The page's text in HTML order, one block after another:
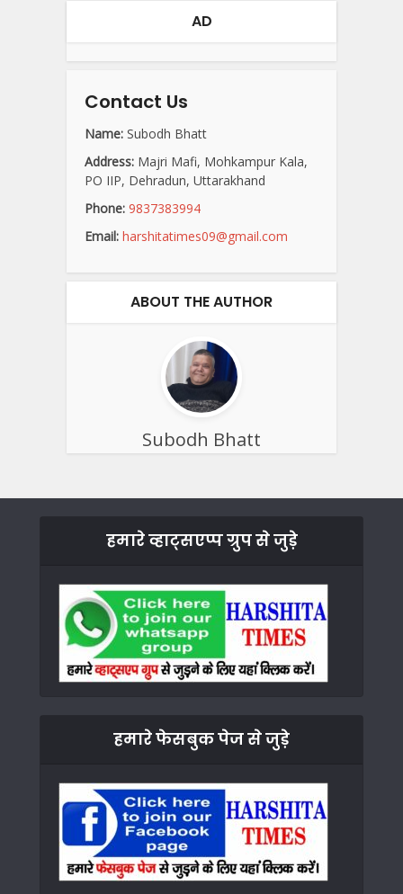
AD
Contact Us
Name: Subodh Bhatt
Address: Majri Mafi, Mohkampur Kala,
PO IIP, Dehradun, Uttarakhand
Phone: 9837383994
Email: harshitatimes09@gmail.com
ABOUT THE AUTHOR
Subodh Bhatt
हमारे व्हाट्सएप्प ग्रुप से जुड़े
हमारे फेसबुक पेज से जुड़े